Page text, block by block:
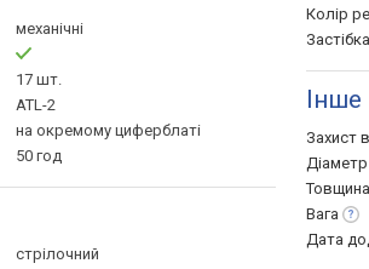
механічні
17 шт.
ATL-2
на окремому циферблаті
50 год
стрілочний
Колір
Застібка
Інше
Захист
Товщина
Вага
Дата